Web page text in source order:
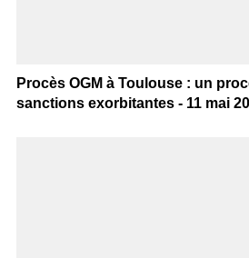
Procès OGM à Toulouse : un
sanctions exorbitantes - 11 mai